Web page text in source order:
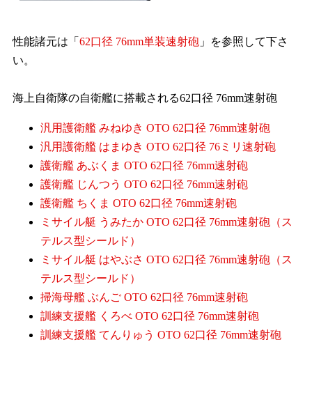
性能諸元は「 62口径 76mm単装速射砲 」を参照して下さ
い。
海上自衛隊の自衛艦に搭載される62口径 76mm速射砲
汎用護衛艦 みねゆき OTO 62口径 76mm速射砲
汎用護衛艦 はまゆき OTO 62口径 76ミリ速射砲
護衛艦 あぶくま OTO 62口径 76mm速射砲
護衛艦 じんつう OTO 62口径 76mm速射砲
護衛艦 ちくま OTO 62口径 76mm速射砲
ミサイル艇 うみたか OTO 62口径 76mm速射砲（ス
テルス型シールド）
ミサイル艇 はやぶさ OTO 62口径 76mm速射砲（ス
テルス型シールド）
掃海母艦 ぶんご OTO 62口径 76mm速射砲
訓練支援艦 くろべ OTO 62口径 76mm速射砲
訓練支援艦 てんりゅう OTO 62口径 76mm速射砲